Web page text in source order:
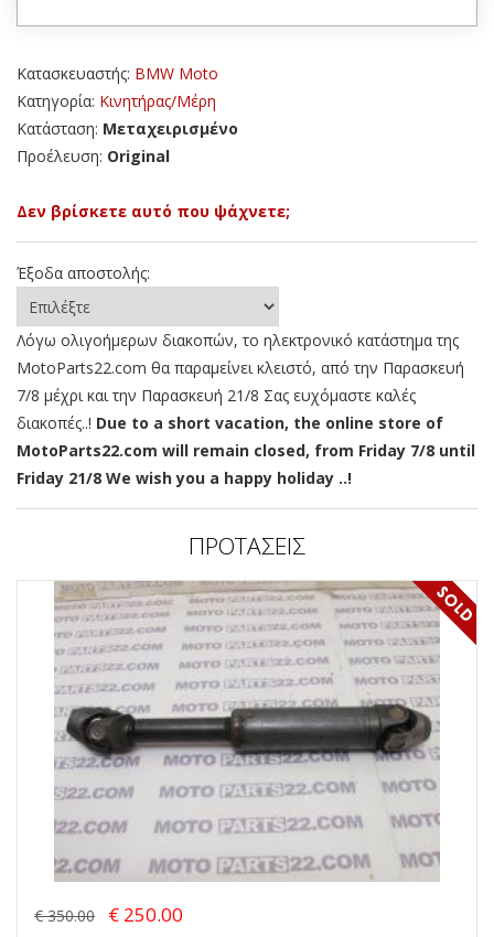
Κατασκευαστής: BMW Moto
Κατηγορία: Κινητήρας/Μέρη
Κατάσταση: Μεταχειρισμένο
Προέλευση: Original
Δεν βρίσκετε αυτό που ψάχνετε;
Έξοδα αποστολής:
Λόγω ολιγοήμερων διακοπών, το ηλεκτρονικό κατάστημα της
MotoParts22.com θα παραμείνει κλειστό, από την Παρασκευή
7/8 μέχρι και την Παρασκευή 21/8 Σας ευχόμαστε καλές
διακοπές..! Due to a short vacation, the online store of
MotoParts22.com will remain closed, from Friday 7/8 until
Friday 21/8 We wish you a happy holiday ..!
ΠΡΟΤΑΣΕΙΣ
€ 350.00 € 250.00